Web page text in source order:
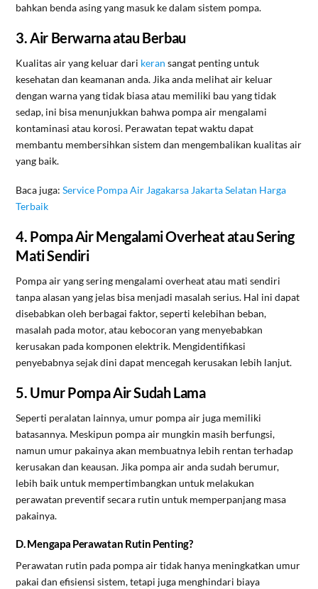
bahkan benda asing yang masuk ke dalam sistem pompa.
3. Air Berwarna atau Berbau
Kualitas air yang keluar dari keran sangat penting untuk
kesehatan dan keamanan anda. Jika anda melihat air keluar
dengan warna yang tidak biasa atau memiliki bau yang tidak
sedap, ini bisa menunjukkan bahwa pompa air mengalami
kontaminasi atau korosi. Perawatan tepat waktu dapat
membantu membersihkan sistem dan mengembalikan kualitas air
yang baik.
Baca juga:Service Pompa Air Jagakarsa Jakarta Selatan Harga
Terbaik
4. Pompa Air Mengalami Overheat atau Sering
Mati Sendiri
Pompa air yang sering mengalami overheat atau mati sendiri
tanpa alasan yang jelas bisa menjadi masalah serius. Hal ini dapat
disebabkan oleh berbagai faktor, seperti kelebihan beban,
masalah pada motor, atau kebocoran yang menyebabkan
kerusakan pada komponen elektrik. Mengidentifikasi
penyebabnya sejak dini dapat mencegah kerusakan lebih lanjut.
5. Umur Pompa Air Sudah Lama
Seperti peralatan lainnya, umur pompa air juga memiliki
batasannya. Meskipun pompa air mungkin masih berfungsi,
namun umur pakainya akan membuatnya lebih rentan terhadap
kerusakan dan keausan. Jika pompa air anda sudah berumur,
lebih baik untuk mempertimbangkan untuk melakukan
perawatan preventif secara rutin untuk memperpanjang masa
pakainya.
D. Mengapa Perawatan Rutin Penting?
Perawatan rutin pada pompa air tidak hanya meningkatkan umur
pakai dan efisiensi sistem, tetapi juga menghindari biaya